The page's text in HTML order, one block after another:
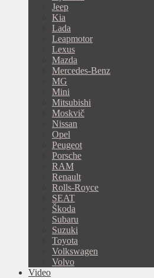
Jeep
Kia
Lada
Leapmotor
Lexus
Mazda
Mercedes-Benz
MG
Mini
Mitsubishi
Moskvič
Nissan
Opel
Peugeot
Porsche
RAM
Renault
Rolls-Royce
SEAT
Škoda
Subaru
Suzuki
Toyota
Volkswagen
Volvo
Video